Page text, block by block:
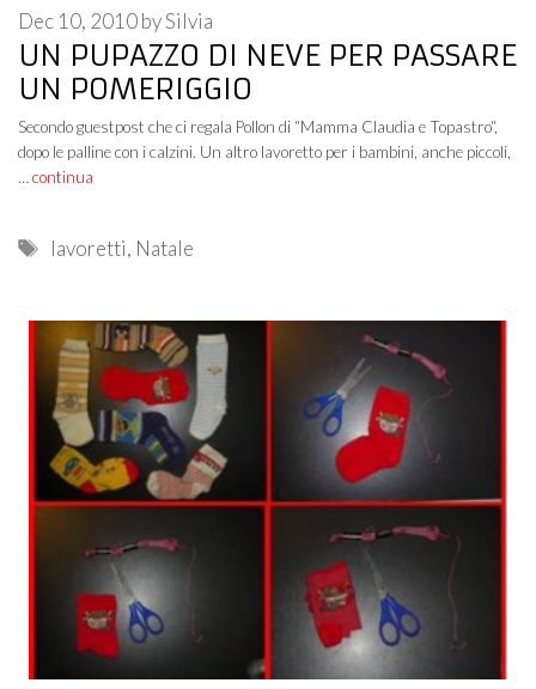
UN PUPAZZO DI NEVE PER PASSARE
UN POMERIGGIO
Dec 10, 2010bySilvia
Secondo guestpost che ci regala Pollon di “Mamma Claudia e Topastro“,
dopo le palline con i calzini. Un altro lavoretto per i bambini, anche piccoli,
…continua
Tags
lavoretti, Natale